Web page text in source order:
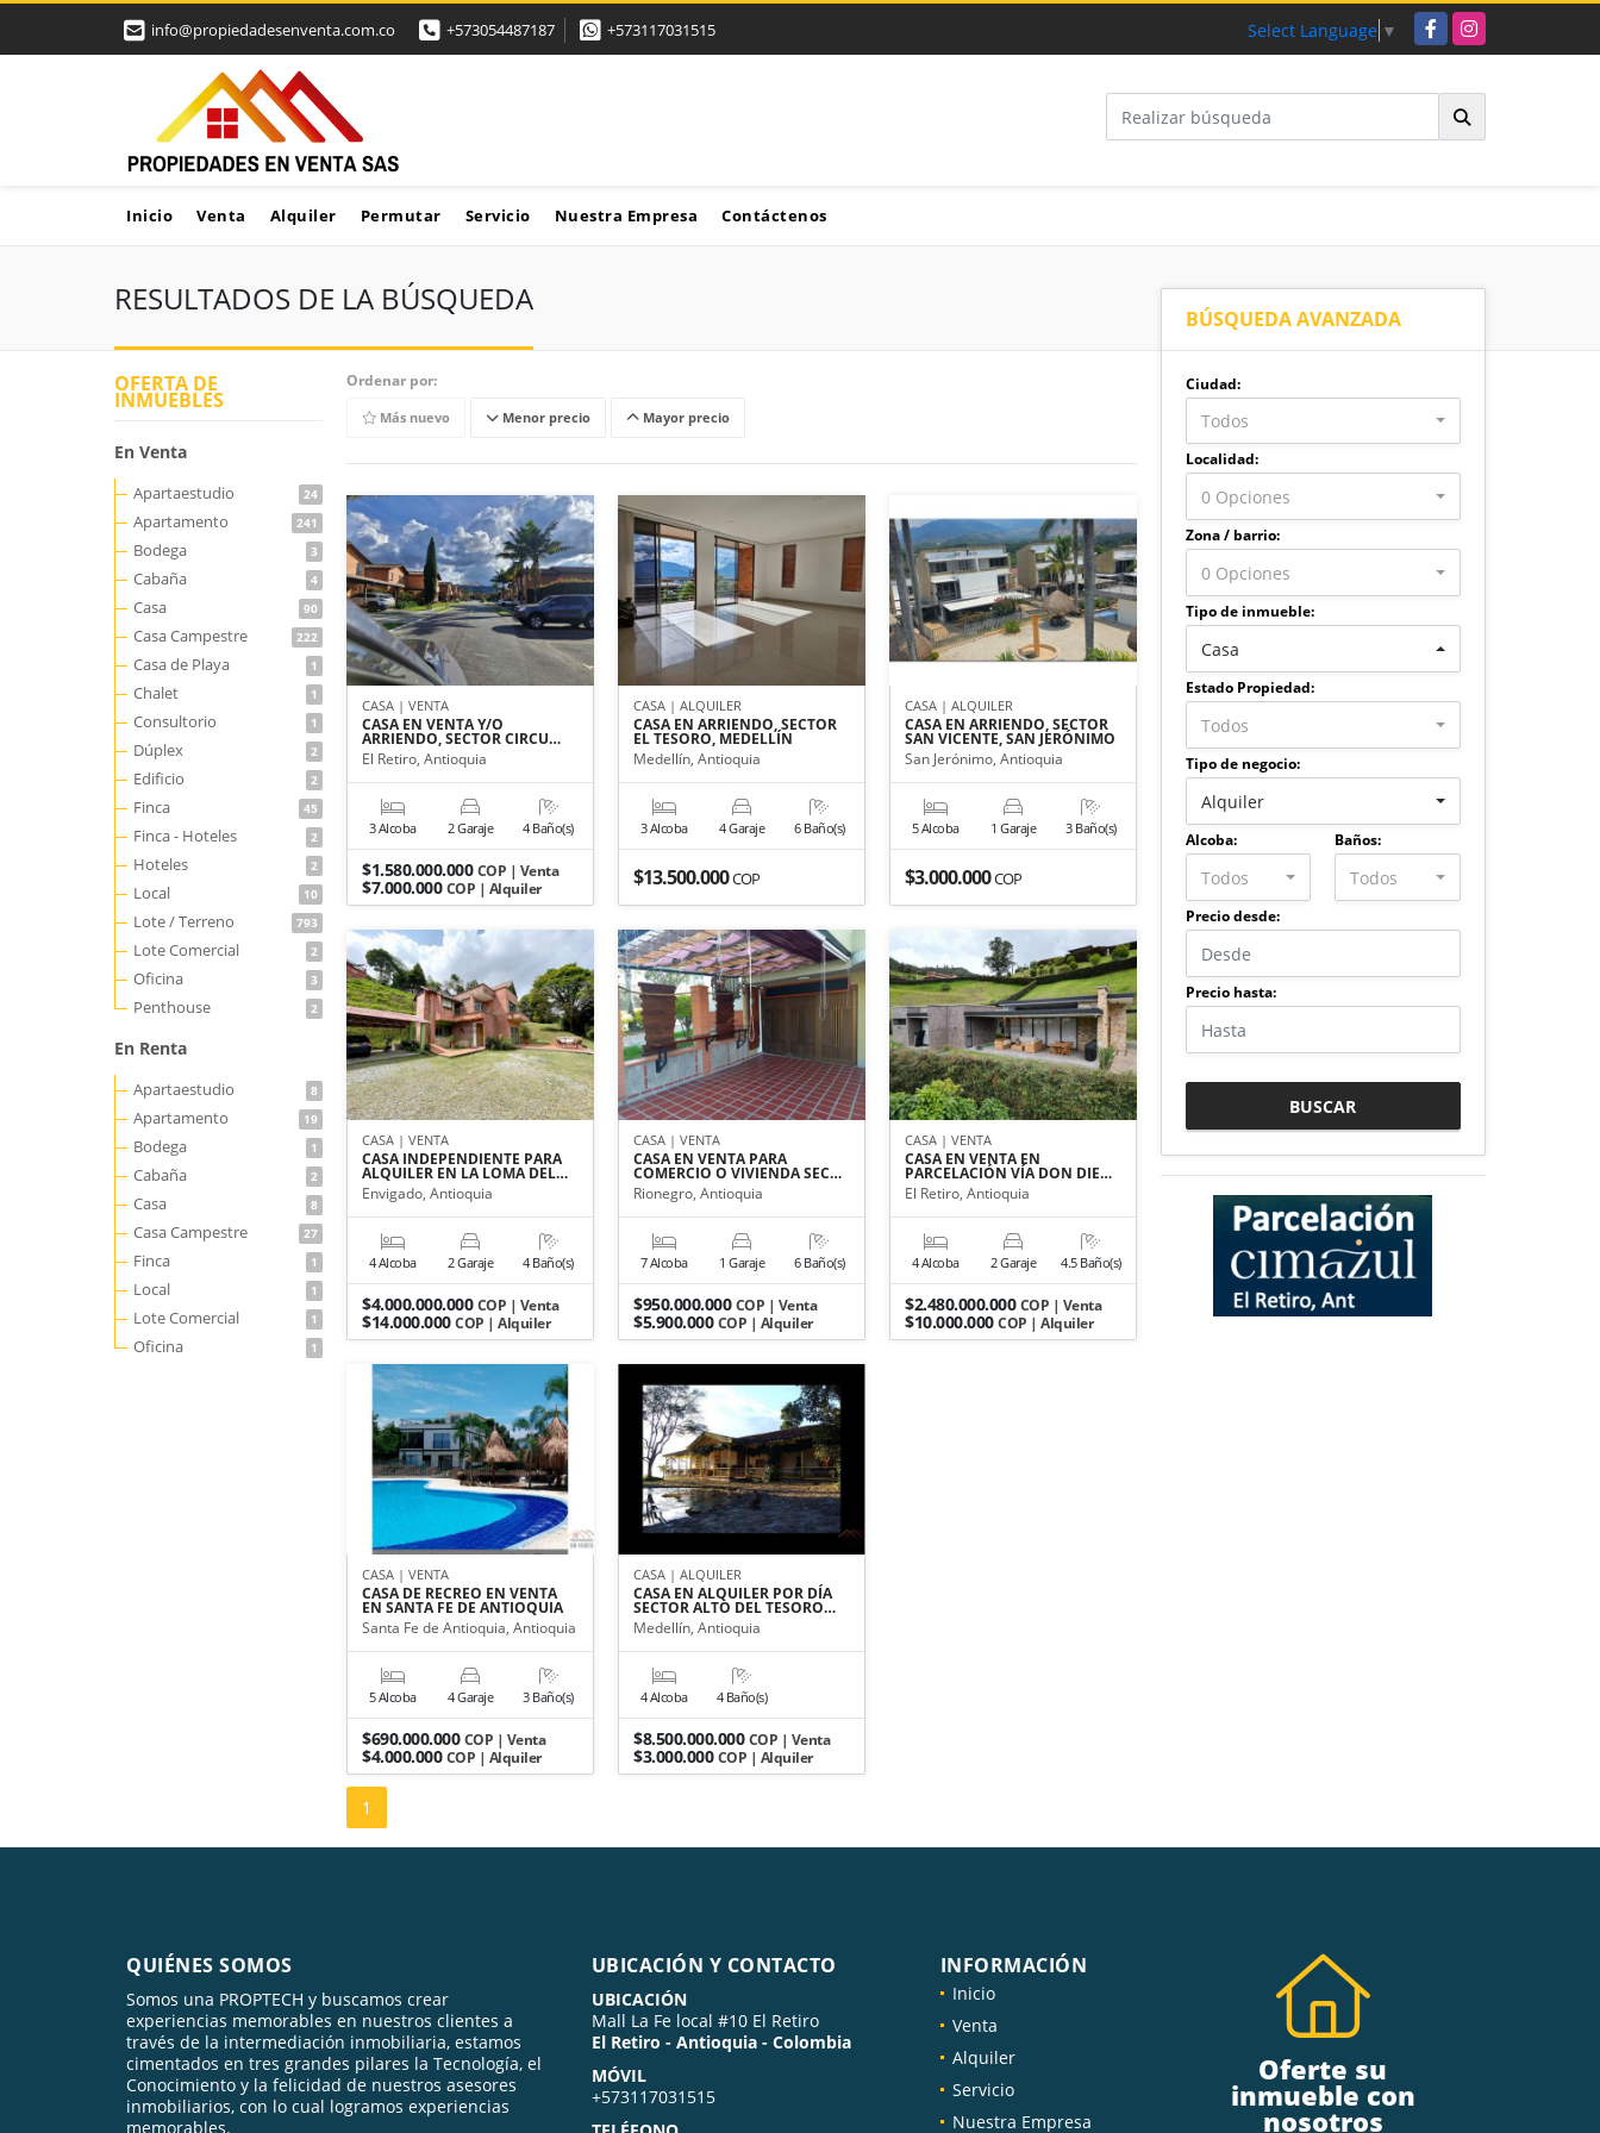
info@propiedadesenventa.com.co +573054487187 +573117031515 Select Language ▼ FacebookInstagram
Inicio Venta Alquiler Permutar Servicio Nuestra Empresa Contáctenos
RESULTADOS DE LA BÚSQUEDA
OFERTA DE
INMUEBLES
En Venta
Apartaestudio 24
Apartamento 241
Bodega 3
Cabaña 4
Casa 90
Casa Campestre 222
Casa de Playa 1
Chalet 1
Consultorio 1
Dúplex 2
Edificio 2
Finca 45
Finca - Hoteles 2
Hoteles 2
Local 10
Lote / Terreno 793
Lote Comercial 2
Oficina 3
Penthouse 2
En Renta
Apartaestudio 8
Apartamento 19
Bodega 1
Cabaña 2
Casa 8
Casa Campestre 27
Finca 1
Local 1
Lote Comercial 1
Oficina 1
Ordenar por:
Más nuevo Menor precio Mayor precio
CASA | VENTA
CASA EN VENTA Y/O
ARRIENDO, SECTOR CIRCU…
El Retiro, Antioquia
3 Alcoba 2 Garaje 4 Baño(s)
$1.580.000.000COP | Venta
$7.000.000COP | Alquiler
CASA | ALQUILER
CASA EN ARRIENDO, SECTOR
EL TESORO, MEDELLÍN
Medellín, Antioquia
3 Alcoba 4 Garaje 6 Baño(s)
$13.500.000COP
CASA | ALQUILER
CASA EN ARRIENDO, SECTOR
SAN VICENTE, SAN JERÓNIMO
San Jerónimo, Antioquia
5 Alcoba 1 Garaje 3 Baño(s)
$3.000.000COP
CASA | VENTA
CASA INDEPENDIENTE PARA
ALQUILER EN LA LOMA DEL…
Envigado, Antioquia
4 Alcoba 2 Garaje 4 Baño(s)
$4.000.000.000COP | Venta
$14.000.000COP | Alquiler
CASA | VENTA
CASA EN VENTA PARA
COMERCIO O VIVIENDA SEC…
Rionegro, Antioquia
7 Alcoba 1 Garaje 6 Baño(s)
$950.000.000COP | Venta
$5.900.000COP | Alquiler
CASA | VENTA
CASA EN VENTA EN
PARCELACIÓN VÍA DON DIE…
El Retiro, Antioquia
4 Alcoba 2 Garaje 4.5 Baño(s)
$2.480.000.000COP | Venta
$10.000.000COP | Alquiler
CASA | VENTA
CASA DE RECREO EN VENTA
EN SANTA FE DE ANTIOQUIA
Santa Fe de Antioquia, Antioquia
5 Alcoba 4 Garaje 3 Baño(s)
$690.000.000COP | Venta
$4.000.000COP | Alquiler
CASA | ALQUILER
CASA EN ALQUILER POR DÍA
SECTOR ALTO DEL TESORO…
Medellín, Antioquia
4 Alcoba 4 Baño(s)
$8.500.000.000COP | Venta
$3.000.000COP | Alquiler
1
BÚSQUEDA AVANZADA
Ciudad:
Todos
Localidad:
0 Opciones
Zona / barrio:
0 Opciones
Tipo de inmueble:
Casa
Estado Propiedad:
Todos
Tipo de negocio:
Alquiler
Alcoba:
Todos
Baños:
Todos
Precio desde:
Precio hasta:
BUSCAR
QUIÉNES SOMOS
Somos una PROPTECH y buscamos crear
experiencias memorables en nuestros clientes a
través de la intermediación inmobiliaria, estamos
cimentados en tres grandes pilares la Tecnología, el
Conocimiento y la felicidad de nuestros asesores
inmobiliarios, con lo cual logramos experiencias
memorables.
UBICACIÓN Y CONTACTO
UBICACIÓN
Mall La Fe local #10 El Retiro
El Retiro - Antioquia - Colombia
MÓVIL
+573117031515
INFORMACIÓN
Inicio
Venta
Alquiler
Servicio
Nuestra Empresa
Oferte su
inmueble con
nosotros